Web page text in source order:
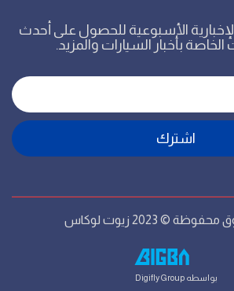
الأسبوعية للحصول على أحدث
بأخبار السيارات والمزيد.
اشترك
© 2023 زيوت لوكاس
بواسطهDigifly Group